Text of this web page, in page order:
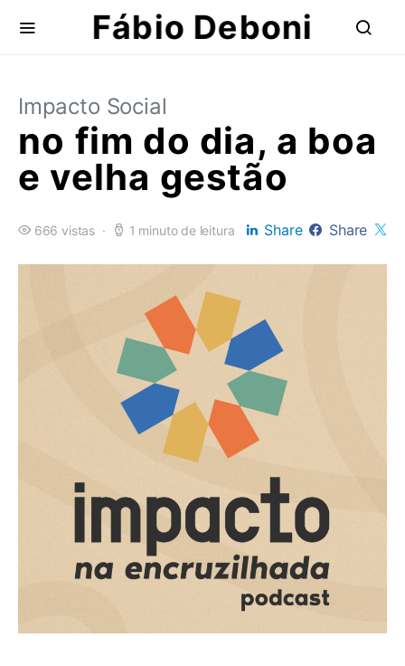
Fábio Deboni
Impacto Social
no fim do dia, a boa
e velha gestão
666 vistas 1 minuto de leitura Share Share